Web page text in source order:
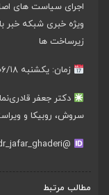
ویژه خبری شبکه خبر
زیرساخت ها
زمان: یکشنبه ۱۴۰۳/۰۶/۱۸
دکتر جعفر قادری
سروش، روبیکا و
@dr_jafar_ghaderi
مطالب مرتبط